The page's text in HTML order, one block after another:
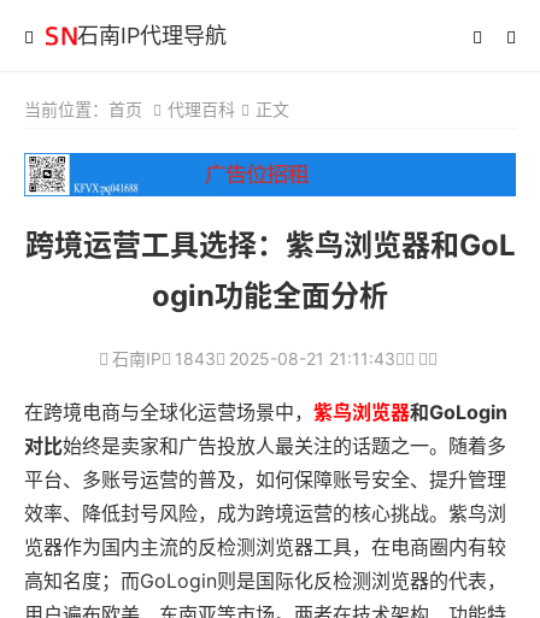
石南IP代理导航
当前位置： 首页 代理百科 正文
跨境运营工具选择：紫鸟浏览器和GoL
ogin功能全面分析
石南IP 1843 2025-08-21 21:11:43
在跨境电商与全球化运营场景中， 紫鸟浏览器和GoLogin
对比始终是卖家和广告投放人最关注的话题之一。随着多
平台、多账号运营的普及，如何保障账号安全、提升管理
效率、降低封号风险，成为跨境运营的核心挑战。紫鸟浏
览器作为国内主流的反检测浏览器工具，在电商圈内有较
高知名度；而GoLogin则是国际化反检测浏览器的代表，